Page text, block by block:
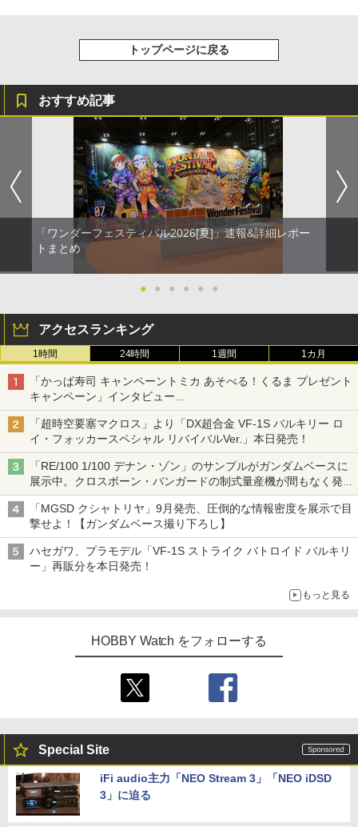
トップページに戻る
おすすめ記事
「ワンダーフェスティバル2026[夏]」速報&詳細レポー
トまとめ
● ● ● ● ● ●
アクセスランキング
1時間 24時間 1週間 1カ月
「かっぱ寿司 キャンペーントミカ あそべる！くるま プレゼント
キャンペーン」インタビュー
子どもが楽しめるかっぱ寿司ならではの体験とコラボの楽しさを
追求
「超時空要塞マクロス」より「DX超合金 VF-1S バルキリー ロ
イ・フォッカースペシャル リバイバルVer.」本日発売！
「RE/100 1/100 デナン・ゾン」のサンプルがガンダムベースに
展示中。クロスボーン・バンガードの制式量産機が間もなく発送
【ガンダムベース撮り下ろし】
「MGSD クシャトリヤ」9月発売、圧倒的な情報密度を展示で目
撃せよ！【ガンダムベース撮り下ろし】
ハセガワ、プラモデル「VF-1S ストライク バトロイド バルキリ
ー」再販分を本日発売！
もっと見る
HOBBY Watch をフォローする
Special Site
iFi audio主力「NEO Stream 3」「NEO iDSD
3」に迫る